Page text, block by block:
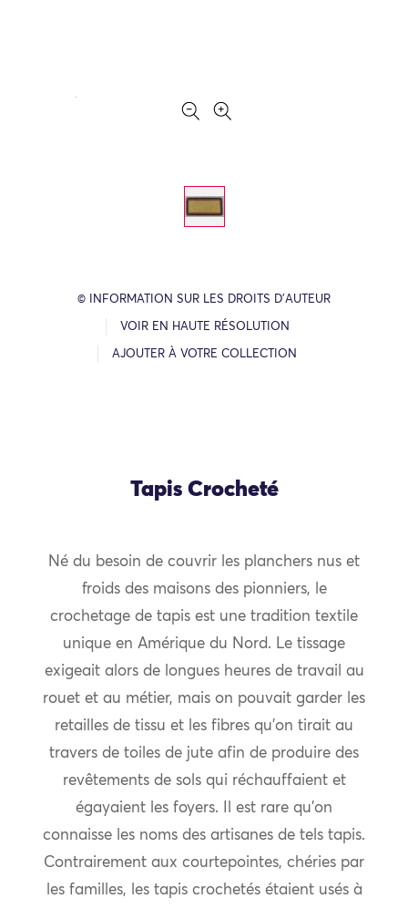
© INFORMATION SUR LES DROITS D’AUTEUR
VOIR EN HAUTE RÉSOLUTION
AJOUTER À VOTRE COLLECTION
Tapis Crocheté
Né du besoin de couvrir les planchers nus et
froids des maisons des pionniers, le
crochetage de tapis est une tradition textile
unique en Amérique du Nord. Le tissage
exigeait alors de longues heures de travail au
rouet et au métier, mais on pouvait garder les
retailles de tissu et les fibres qu’on tirait au
travers de toiles de jute afin de produire des
revêtements de sols qui réchauffaient et
égayaient les foyers. Il est rare qu’on
connaisse les noms des artisanes de tels tapis.
Contrairement aux courtepointes, chéries par
les familles, les tapis crochetés étaient usés à